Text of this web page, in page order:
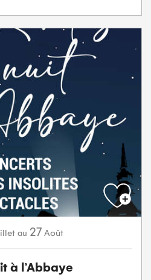
au 27 Août
à l’Abbaye